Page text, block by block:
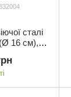
сталі
16 см),